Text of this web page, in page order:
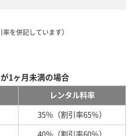
率を併記しています）
1ヶ月未満の場合
レンタル料率
35％（割引率65％）
40％（割引率60％）